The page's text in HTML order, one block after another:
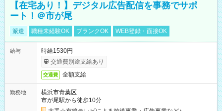
【在宅あり！】デジタル広告配信を事務でサポ
ート！＠市が尾
派遣 職種未経験OK ブランクOK WEB登録・面接OK
給与
時給1530円
交通費別途支給あり
交通費 全額支給
勤務地
横浜市青葉区
市が尾駅から徒歩10分